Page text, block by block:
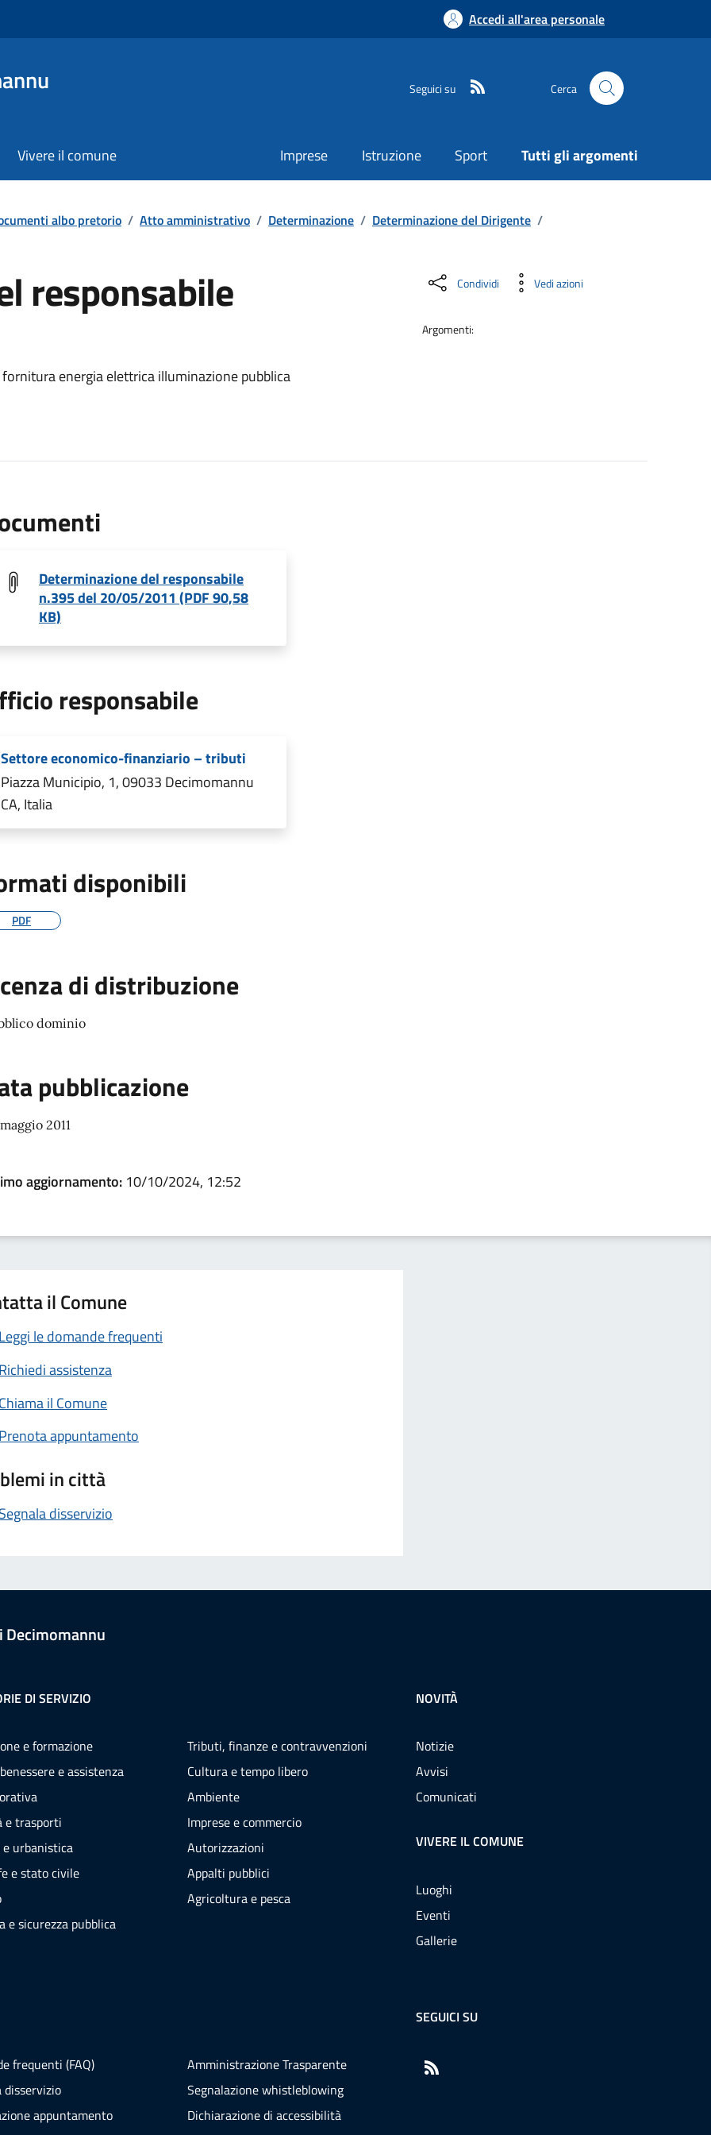
Accedi all'area personale
Seguici su Cerca
Vivere il comune Imprese Istruzione Sport Tutti gli argomenti
albo pretorio / Atto amministrativo / Determinazione / Determinazione del Dirigente /
responsabile
energia elettrica illuminazione pubblica
Condividi Vedi azioni
Argomenti:
Determinazione del responsabile
n.395 del 20/05/2011 (PDF 90,58
KB)
responsabile
Settore economico-finanziario – tributi
Piazza Municipio, 1, 09033 Decimomannu
CA, Italia
disponibili
PDF
di distribuzione
dominio
pubblicazione
2011
aggiornamento: 10/10/2024, 12:52
il Comune
Leggi le domande frequenti
Richiedi assistenza
Chiama il Comune
Prenota appuntamento
in città
Segnala disservizio
Decimomannu
DI SERVIZIO
e formazione
e assistenza
e trasporti
e urbanistica
e stato civile
e sicurezza pubblica
Tributi, finanze e contravvenzioni
Cultura e tempo libero
Ambiente
Imprese e commercio
Autorizzazioni
Appalti pubblici
Agricoltura e pesca
NOVITÀ
Notizie
Avvisi
Comunicati
VIVERE IL COMUNE
Luoghi
Eventi
Gallerie
frequenti (FAQ)
disservizio
appuntamento
Amministrazione Trasparente
Segnalazione whistleblowing
Dichiarazione di accessibilità
SEGUICI SU